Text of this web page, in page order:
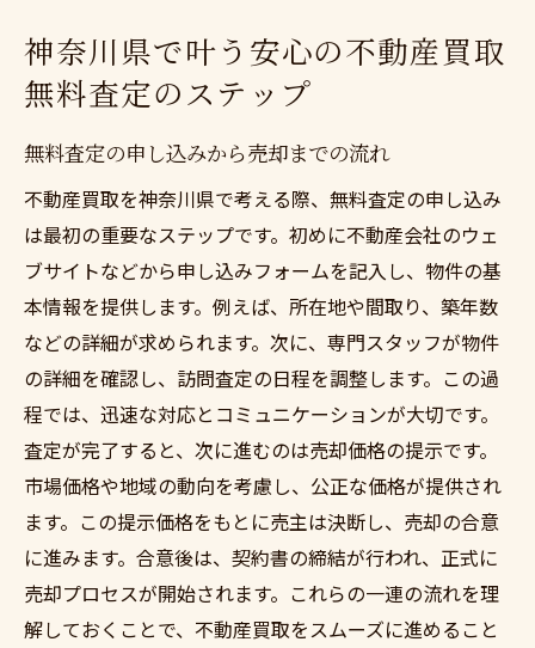
神奈川県で叶う安心の不動産買取
無料査定のステップ
無料査定の申し込みから売却までの流れ
不動産買取を神奈川県で考える際、無料査定の申し込み
は最初の重要なステップです。初めに不動産会社のウェ
ブサイトなどから申し込みフォームを記入し、物件の基
本情報を提供します。例えば、所在地や間取り、築年数
などの詳細が求められます。次に、専門スタッフが物件
の詳細を確認し、訪問査定の日程を調整します。この過
程では、迅速な対応とコミュニケーションが大切です。
査定が完了すると、次に進むのは売却価格の提示です。
市場価格や地域の動向を考慮し、公正な価格が提供され
ます。この提示価格をもとに売主は決断し、売却の合意
に進みます。合意後は、契約書の締結が行われ、正式に
売却プロセスが開始されます。これらの一連の流れを理
解しておくことで、不動産買取をスムーズに進めること